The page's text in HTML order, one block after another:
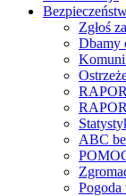
Zgłoś
Dbamy
ABC